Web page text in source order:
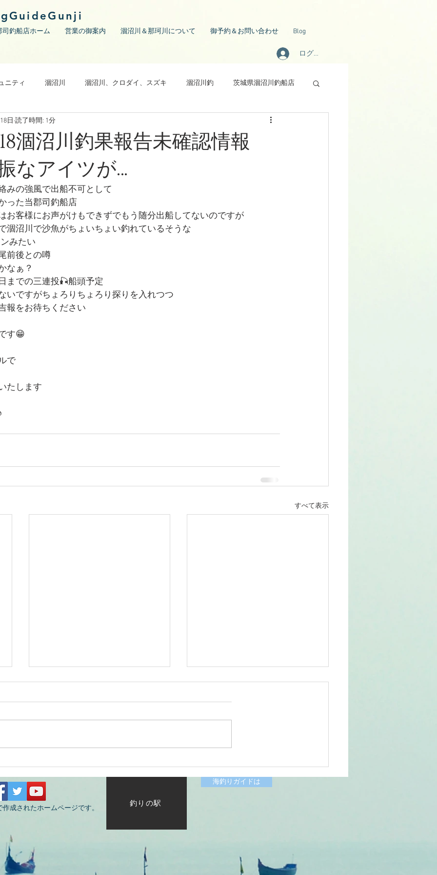
司釣船店ホーム 営業の御案内 涸沼川＆那珂川について 御予約＆お問い合わせ Blog
ログイン
ニティ 涸沼川 涸沼川、クロダイ、スズキ 涸沼川釣 茨城県涸沼川釣船店
涸沼川釣果報告未確認情報
なアイツが…
日 読了時間: 1分
みの強風で出船不可として
った当郡司釣船店
お客様にお声がけもできずでもう随分出船してないのですが
涸沼川で沙魚がちょいちょい釣れているそうな
みたい
前後との噂
なぁ？
までの三連投🎣船頭予定
いですがちょろりちょろり探りを入れつつ
報をお待ちください
す😁
で
たします
すべて表示
2026/07/12涸沼川釣果報告
HugeKillerDr.K
2026/07/11涸沼川釣果報告
KIZ様
成されたホームページです。 釣りの駅
海釣りガイドは